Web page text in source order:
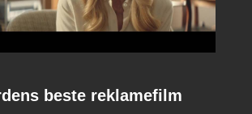
beste reklamefilm